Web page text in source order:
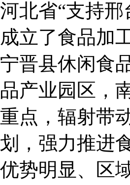
河北省“支持
成立了食品加
宁晋县休闲食
品产业园区，
重点，辐射带
划，强力推进
优势明显、区